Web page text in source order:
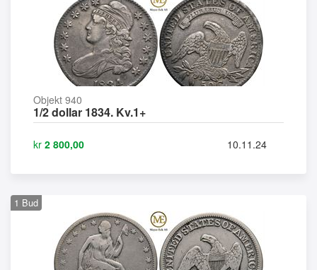
Objekt 940
1/2 dollar 1834. Kv.1+
kr 2 800,00 10.11.24
1 Bud